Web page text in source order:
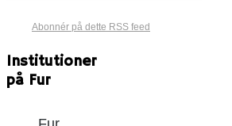
Abonnér på dette RSS feed
Institutioner
på Fur